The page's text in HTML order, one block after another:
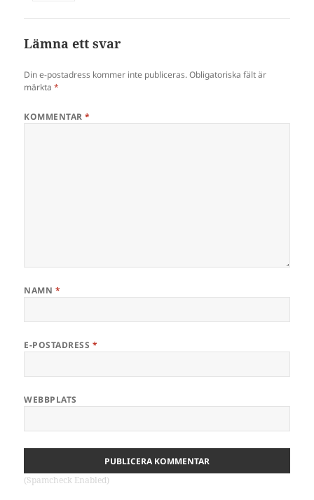
Lämna ett svar
Din e-postadress kommer inte publiceras. Obligatoriska fält är
märkta*
KOMMENTAR*
NAMN *
E-POSTADRESS *
WEBBPLATS
(Spamcheck Enabled)